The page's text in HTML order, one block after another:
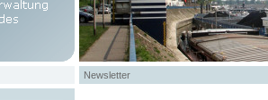
Newsletter